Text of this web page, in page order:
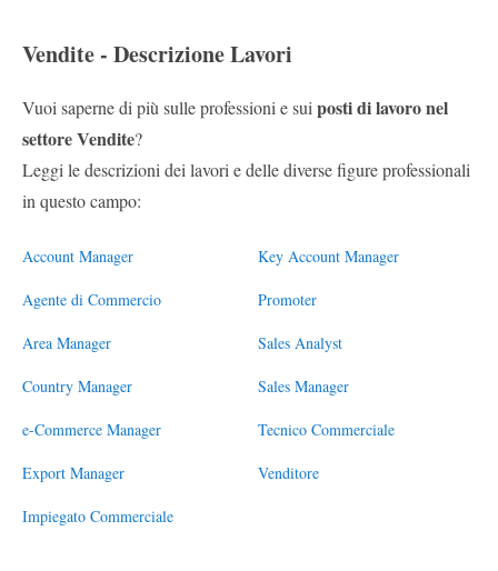
Vendite - Descrizione Lavori
Vuoi saperne di più sulle professioni e sui posti di lavoro nel
settore Vendite?
Leggi le descrizioni dei lavori e delle diverse figure professionali
in questo campo:
Account Manager
Agente di Commercio
Area Manager
Country Manager
e-Commerce Manager
Export Manager
Impiegato Commerciale
Key Account Manager
Promoter
Sales Analyst
Sales Manager
Tecnico Commerciale
Venditore